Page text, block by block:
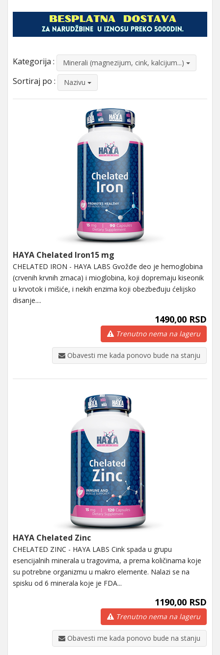
Kategorija : Minerali (magnezijum, cink, kalcijum...)
Sortiraj po : Nazivu
HAYA Chelated Iron15 mg
CHELATED IRON - HAYA LABS Gvožđe deo je hemoglobina
(crvenih krvnih zrnaca) i mioglobina, koji dopremaju kiseonik
u krvotok i mišiće, i nekih enzima koji obezbeđuju ćelijsko
disanje....
1490,00 RSD
Trenutno nema na lageru
Obavesti me kada ponovo bude na stanju
HAYA Chelated Zinc
CHELATED ZINC - HAYA LABS Cink spada u grupu
esencijalnih minerala u tragovima, a prema količinama koje
su potrebne organizmu u makro elemente. Nalazi se na
spisku od 6 minerala koje je FDA...
1190,00 RSD
Trenutno nema na lageru
Obavesti me kada ponovo bude na stanju